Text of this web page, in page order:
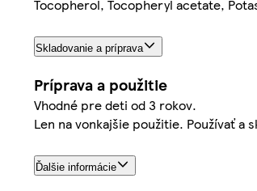
Tocopherol, Tocopheryl acetate,
Skladovanie a príprava
Príprava a použitie
Vhodné pre deti od 3 rokov.
Len na vonkajšie použitie. Používať a
Ďalšie informácie